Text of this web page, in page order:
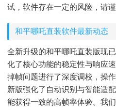
试，软件存在一定的风险，请谨
和平哪吒直装软件最新动态
全新升级的和平哪吒直装版现
化了核心功能的稳定性与响应
掉帧问题进行了深度调校，操
新版强化了自动识别与智能适
能获得一致的高帧率体验。我